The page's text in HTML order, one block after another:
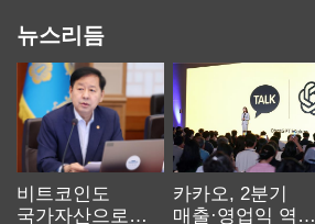
뉴스리듬
비트코인도
국가자산으로…'
카카오, 2분기
매출·영업익 역대